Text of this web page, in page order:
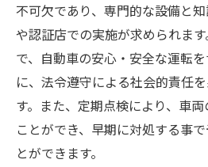
不可欠であり、専門的な設備と
や認証店での実施が求められま
で、自動車の安心・安全な運転
に、法令遵守による社会的責任
す。また、定期点検により、車
ことができ、早期に対処する事
とができます。